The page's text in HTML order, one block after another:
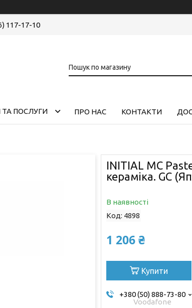
117-17-10
ПОСЛУГИ ПРО НАС КОНТАКТИ
INITIAL MC
кераміка. GC
В наявності
Код: 4898
1 206 ₴
Купити
+380 (50) 888-73-80
Voodafone